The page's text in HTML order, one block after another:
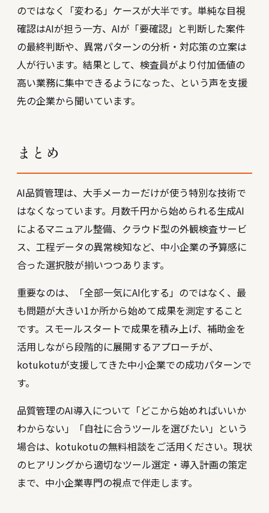
のではなく「変わる」ケースが大半です。単純な目視
確認はAIが担う一方、AIが「要確認」と判断した案件
の最終判断や、異常パターンの分析・対応策の立案は
人が行います。結果として、検査員がより付加価値の
高い業務に集中できるようになった、という声を支援
先の企業から聞いています。
まとめ
AI品質管理は、大手メーカーだけが使う特別な技術で
はなくなっています。月数千円から始められる生成AI
によるマニュアル整備、クラウド型の外観検査サービ
ス、工程データの異常検知など、中小企業の予算感に
合った選択肢が揃いつつあります。
重要なのは、「全部一気にAI化する」のではなく、最
も問題が大きい1か所から始めて成果を測定すること
です。スモールスタートで成果を積み上げ、補助金を
活用しながら段階的に展開するアプローチが、
kotukotuが支援してきた中小企業での成功パターンで
す。
品質管理のAI導入について「どこから始めればいいか
わからない」「自社に合うツールを選びたい」という
場合は、kotukotuの無料相談をご活用ください。現状
のヒアリングから適切なツール選定・導入計画の策定
まで、中小企業専門の視点で伴走します。